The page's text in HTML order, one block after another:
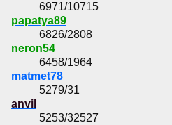
6971/10715
papatya89
6826/2808
neron54
6458/1964
matmet78
5279/31
anvil
5253/32527